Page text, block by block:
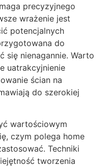
precyzyjnego
wrażenie jest
potencjalnych
do
się nienagannie. Warto
uatrakcyjnienie
ścian na
do szerokiej
wartościowym
czym polega home
Techniki
tworzenia